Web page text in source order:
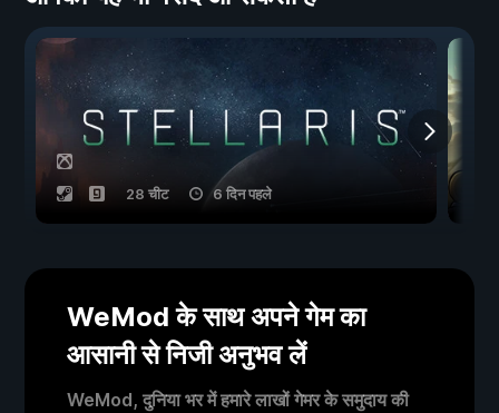
28 चीट 6 दिन पहले
WeMod के साथ अपने गेम का
आसानी से निजी अनुभव लें
WeMod, दुनिया भर में हमारे लाखों गेमर के समुदाय की